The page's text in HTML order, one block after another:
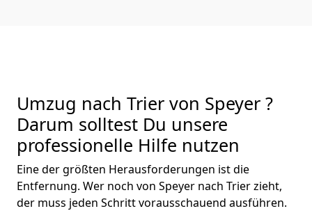
Umzug nach Trier von Speyer ?
Darum solltest Du unsere
professionelle Hilfe nutzen
Eine der größten Herausforderungen ist die
Entfernung. Wer noch von Speyer nach Trier zieht,
der muss jeden Schritt vorausschauend ausführen.